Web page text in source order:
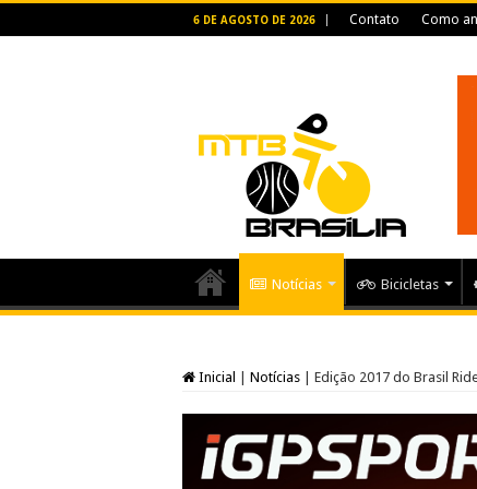
6 DE AGOSTO DE 2026 Contato Como
Notícias Bicicletas
Inicial Notícias Edição 2017 do Brasil